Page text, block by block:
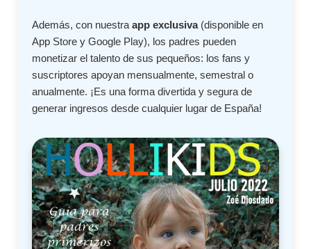
Además, con nuestraapp exclusiva(disponible en
App Store y Google Play), los padres pueden
monetizar el talento de sus pequeños: los fans y
suscriptores apoyan mensualmente, semestral o
anualmente. ¡Es una forma divertida y segura de
generar ingresos desde cualquier lugar de España!